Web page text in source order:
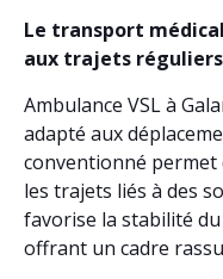
Le transport
aux trajets réguliers
Ambulance VSL à
adapté aux
conventionné permet
les trajets liés à des
favorise la stabilité
offrant un cadre